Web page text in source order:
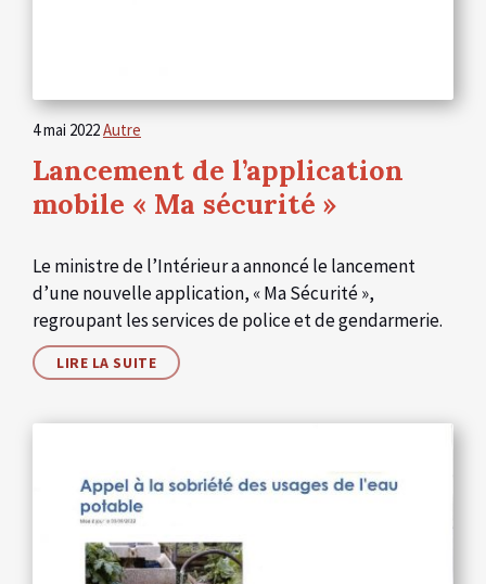
4 mai 2022Autre
Lancement de l’application
mobile « Ma sécurité »
Le ministre de l’Intérieur a annoncé le lancement
d’une nouvelle application, « Ma Sécurité »,
regroupant les services de police et de gendarmerie.
LIRE LA SUITE